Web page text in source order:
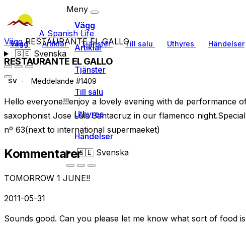
A Spanish Life
Vägg Artiklar Tjänster Till salu Uthyres Händelser
🇸🇪Svenska
Meny
Vägg
Artiklar
Tjänster
Till salu
Uthyres
Händelser
🇸🇪Svenska
VäggRESTAURANTE EL GALLO
RESTAURANTE EL GALLO
SV Meddelande #1409
Hello everyone!!!enjoy a lovely evening with de performance
saxophonist Jose Luis Santacruz in our flamenco
nº 63(next to international supermaeket)
Kommentarer
TOMORROW 1 JUNE!!
2011-05-31
Sounds good. Can you please let me know what sort of food